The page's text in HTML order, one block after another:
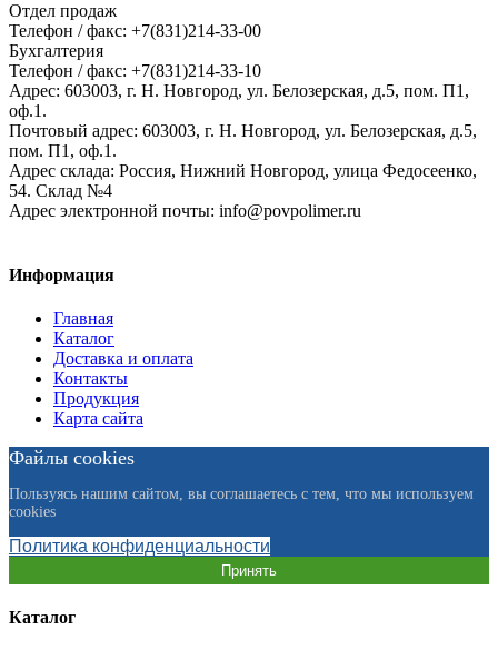
Отдел продаж
Телефон / факс: +7(831)214-33-00
Бухгалтерия
Телефон / факс: +7(831)214-33-10
Адрес: 603003, г. Н. Новгород, ул. Белозерская, д.5, пом. П1,
оф.1.
Почтовый адрес: 603003, г. Н. Новгород, ул. Белозерская, д.5,
пом. П1, оф.1.
Адрес склада: Россия, Нижний Новгород, улица Федосеенко,
54. Склад №4
Адрес электронной почты: info@povpolimer.ru
Информация
Главная
Каталог
Доставка и оплата
Контакты
Продукция
Карта сайта
Файлы cookies
Пользуясь нашим сайтом, вы соглашаетесь с тем, что мы используем
cookies
Политика конфиденциальности
Принять
Каталог